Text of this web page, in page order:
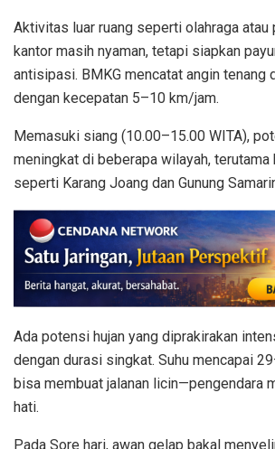
Aktivitas luar ruang seperti olahraga atau
kantor masih nyaman, tetapi siapkan
antisipasi. BMKG mencatat angin tenang
dengan kecepatan 5–10 km/jam.
Memasuki siang (10.00–15.00 WITA),
meningkat di beberapa wilayah, terutama
seperti Karang Joang dan Gunung
Ada potensi hujan yang diprakirakan
dengan durasi singkat. Suhu mencapai
bisa membuat jalanan licin—pengendara
hati.
Pada Sore hari, awan gelap bakal